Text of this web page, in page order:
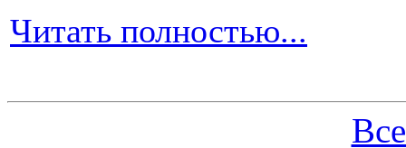
Читать полностью...